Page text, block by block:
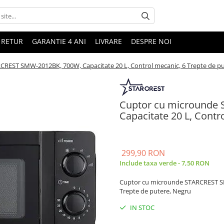
GARANTIE 4 ANI LIVRARE DESPRE NOI
SMW-2012BK, 700W, Capacitate 20 L, Control mecanic, 6 Trepte de
Cuptor cu microunde
Capacitate 20 L,
299,90 RON
Include taxa verde - 7,50 RON
Cuptor cu microunde STARCREST
Trepte de putere, Negru
IN STOC